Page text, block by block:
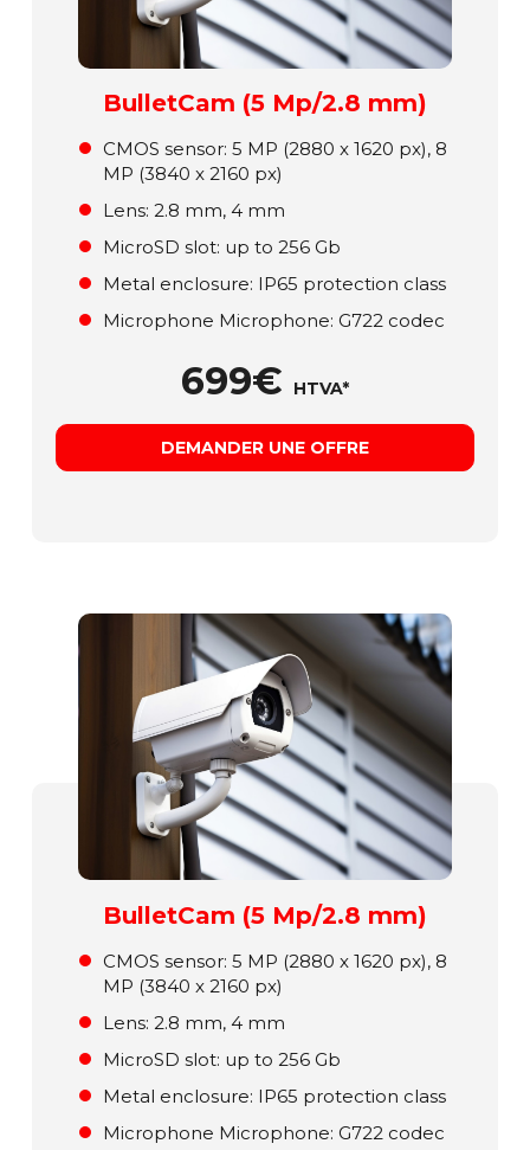
BulletCam (5 Mp/2.8 mm)
СMOS sensor: 5 MP (2880 x 1620 px), 8
MP (3840 x 2160 px)
Lens: 2.8 mm, 4 mm
MicroSD slot: up to 256 Gb
Metal enclosure: ІР65 protection class
Microphone Microphone: G722 codec
699€ HTVA*
DEMANDER UNE OFFRE
BulletCam (5 Mp/2.8 mm)
СMOS sensor: 5 MP (2880 x 1620 px), 8
MP (3840 x 2160 px)
Lens: 2.8 mm, 4 mm
MicroSD slot: up to 256 Gb
Metal enclosure: ІР65 protection class
Microphone Microphone: G722 codec